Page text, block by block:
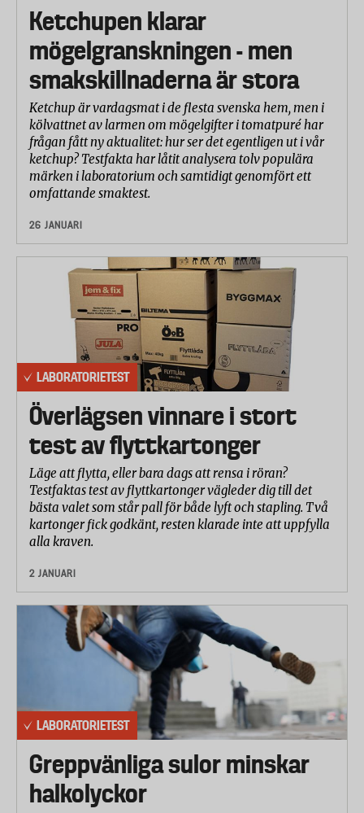
Ketchupen klarar
mögelgranskningen - men
smakskillnaderna är stora
Ketchup är vardagsmat i de flesta svenska hem, men i
kölvattnet av larmen om mögelgifter i tomatpuré har
frågan fått ny aktualitet: hur ser det egentligen ut i vår
ketchup? Testfakta har låtit analysera tolv populära
märken i laboratorium och samtidigt genomfört ett
omfattande smaktest.
26 JANUARI
LABORATORIETEST
Överlägsen vinnare i stort
test av flyttkartonger
Läge att flytta, eller bara dags att rensa i röran?
Testfaktas test av flyttkartonger vägleder dig till det
bästa valet som står pall för både lyft och stapling. Två
kartonger fick godkänt, resten klarade inte att uppfylla
alla kraven.
2 JANUARI
LABORATORIETEST
Greppvänliga sulor minskar
halkolyckor